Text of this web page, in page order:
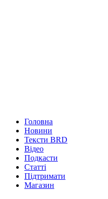
Головна
Новини
Тексти BRD
Відео
Подкасти
Статті
Підтримати
Магазин